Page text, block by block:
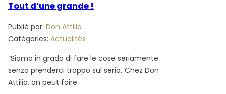
Tout d’une grande !
Publié par: Don Attilio
Catégories: Actualités
“Siamo in grado di fare le cose seriamente
senza prenderci troppo sul serio.”Chez Don
Attilio, on peut faire